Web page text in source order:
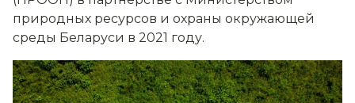
природных ресурсов и охраны окружающей
среды Беларуси в 2021 году.